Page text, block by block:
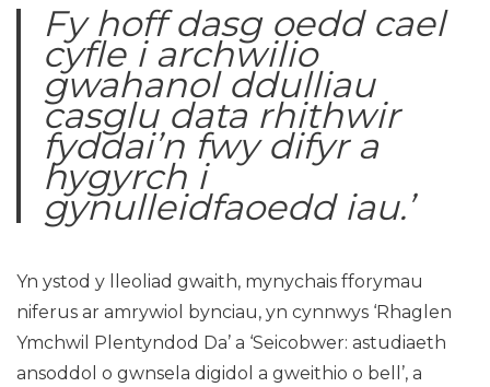
Fy hoff dasg oedd cael
cyfle i archwilio
gwahanol ddulliau
casglu data rhithwir
fyddai’n fwy difyr a
hygyrch i
gynulleidfaoedd iau.’
Yn ystod y lleoliad gwaith, mynychais fforymau
niferus ar amrywiol bynciau, yn cynnwys ‘Rhaglen
Ymchwil Plentyndod Da’ a ‘Seicobwer: astudiaeth
ansoddol o gwnsela digidol a gweithio o bell’, a